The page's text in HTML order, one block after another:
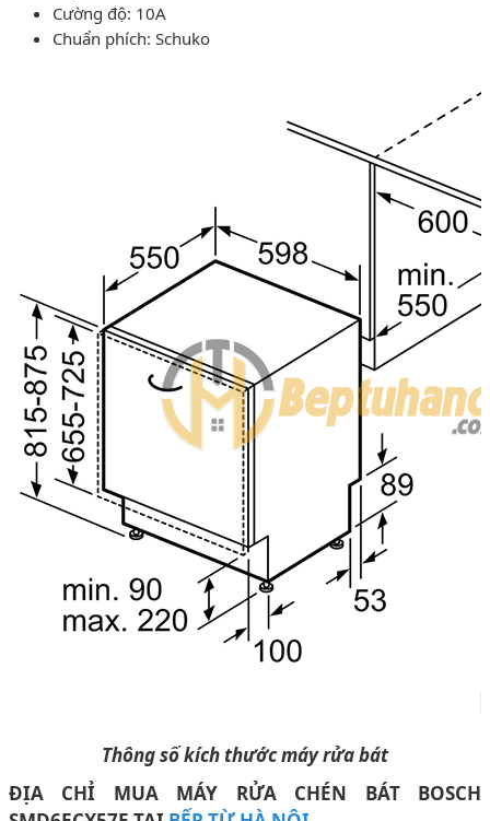
Cường độ: 10A
Chuẩn phích: Schuko
Thông số kích thước máy rửa bát
ĐỊA CHỈ MUA MÁY RỬA CHÉN BÁT BOSCH